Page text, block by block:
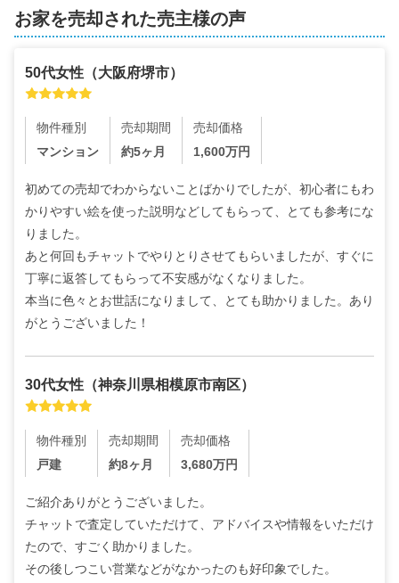
お家を売却された売主様の声
50代女性 （大阪府堺市）
物件種別
マンション
売却期間
約5ヶ月
売却価格
1,600万円
初めての売却でわからないことばかりでしたが、初心者にもわ
かりやすい絵を使った説明などしてもらって、とても参考にな
りました。
あと何回もチャットでやりとりさせてもらいましたが、すぐに
丁寧に返答してもらって不安感がなくなりました。
本当に色々とお世話になりまして、とても助かりました。あり
がとうございました！
30代女性 （神奈川県相模原市南区）
物件種別
戸建
売却期間
約8ヶ月
売却価格
3,680万円
ご紹介ありがとうございました。
チャットで査定していただけて、アドバイスや情報をいただけ
たので、すごく助かりました。
その後しつこい営業などがなかったのも好印象でした。